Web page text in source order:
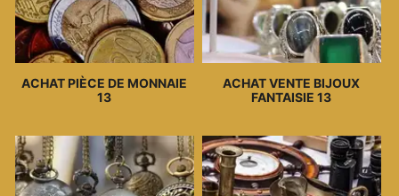
ACHAT PIÈCE DE MONNAIE
13
ACHAT VENTE BIJOUX
FANTAISIE 13